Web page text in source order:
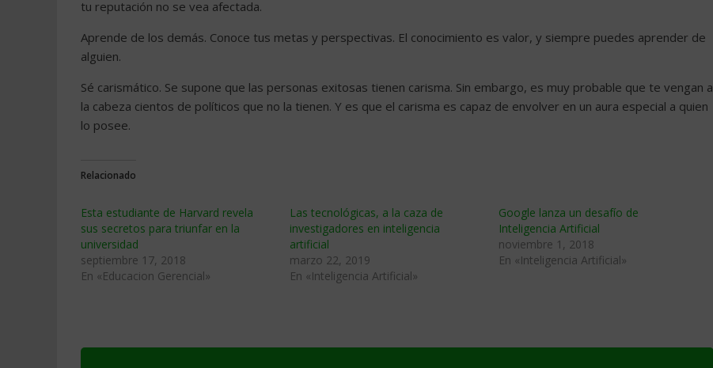
tu reputación no se vea afectada.
Aprende de los demás. Conoce tus metas y perspectivas. El conocimiento es valor, y siempre puedes aprender de
alguien.
Sé carismático. Se supone que las personas exitosas tienen carisma. Sin embargo, es muy probable que te vengan a
la cabeza cientos de políticos que no la tienen. Y es que el carisma es capaz de envolver en un aura especial a quien
lo posee.
Relacionado
Esta estudiante de Harvard revela
sus secretos para triunfar en la
universidad
septiembre 17, 2018
En «Educacion Gerencial»
Las tecnológicas, a la caza de
investigadores en inteligencia
artificial
marzo 22, 2019
En «Inteligencia Artificial»
Google lanza un desafío de
Inteligencia Artificial
noviembre 1, 2018
En «Inteligencia Artificial»